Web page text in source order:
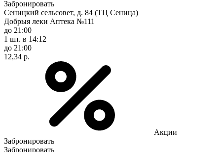
Забронировать
Сеницкий сельсовет, д. 84 (ТЦ Сеница)
Добрыя леки Аптека №111
до 21:00
1 шт. в 14:12
до 21:00
12,34 р.
Акции
Забронировать
Забронировать